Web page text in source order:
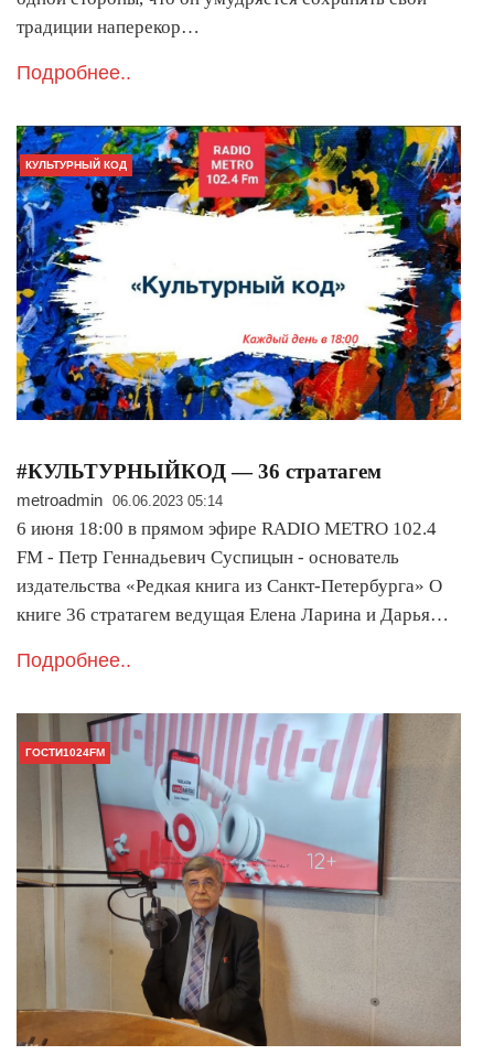
традиции наперекор…
Подробнее..
КУЛЬТУРНЫЙ КОД
#КУЛЬТУРНЫЙКОД — 36 стратагем
metroadmin 06.06.2023 05:14
6 июня 18:00 в прямом эфире RADIO METRO 102.4
FM - Петр Геннадьевич Суспицын - основатель
издательства «Редкая книга из Санкт-Петербурга» О
книге 36 стратагем ведущая Елена Ларина и Дарья…
Подробнее..
ГОСТИ1024FM